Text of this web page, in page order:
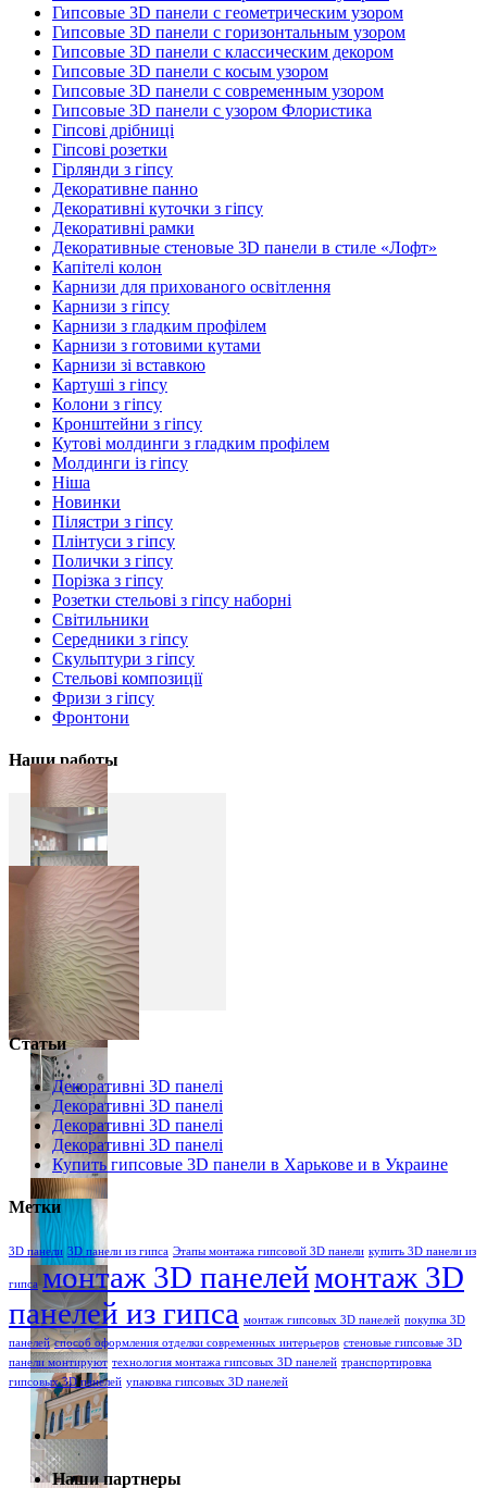
Гипсовые 3D панели с геометрическим узором
Гипсовые 3D панели с горизонтальным узором
Гипсовые 3D панели с классическим декором
Гипсовые 3D панели с косым узором
Гипсовые 3D панели с современным узором
Гипсовые 3D панели с узором Флористика
Гіпсові дрібниці
Гіпсові розетки
Гірлянди з гіпсу
Декоративне панно
Декоративні куточки з гіпсу
Декоративні рамки
Декоративные стеновые 3D панели в стиле «Лофт»
Капітелі колон
Карнизи для прихованого освітлення
Карнизи з гіпсу
Карнизи з гладким профілем
Карнизи з готовими кутами
Карнизи зі вставкою
Картуші з гіпсу
Колони з гіпсу
Кронштейни з гіпсу
Кутові молдинги з гладким профілем
Молдинги із гіпсу
Ніша
Новинки
Пілястри з гіпсу
Плінтуси з гіпсу
Полички з гіпсу
Порізка з гіпсу
Розетки стельові з гіпсу наборні
Світильники
Середники з гіпсу
Скульптури з гіпсу
Стельові композиції
Фризи з гіпсу
Фронтони
Наши работы
Статьи
Декоративні 3D панелі
Декоративні 3D панелі
Декоративні 3D панелі
Декоративні 3D панелі
Купить гипсовые 3D панели в Харькове и в Украине
Метки
3D панели 3D панели из гипса Этапы монтажа гипсовой 3D панели купить 3D панели из
гипса монтаж 3D панелеймонтаж 3D
панелей из гипса монтаж гипсовых 3D панелей покупка 3D
панелей способ оформления отделки современных интерьеров стеновые гипсовые 3D
панели монтируют технология монтажа гипсовых 3D панелей транспортировка
гипсовых 3D панелей упаковка гипсовых 3D панелей
Наши партнеры